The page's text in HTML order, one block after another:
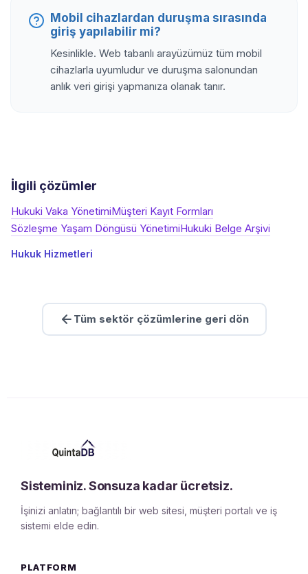
Mobil cihazlardan duruşma sırasında
giriş yapılabilir mi?
Kesinlikle. Web tabanlı arayüzümüz tüm mobil
cihazlarla uyumludur ve duruşma salonundan
anlık veri girişi yapmanıza olanak tanır.
İlgili çözümler
Hukuki Vaka YönetimiMüşteri Kayıt Formları
Sözleşme Yaşam Döngüsü YönetimiHukuki Belge Arşivi
Hukuk Hizmetleri
Tüm sektör çözümlerine geri dön
Sisteminiz. Sonsuza kadar ücretsiz.
İşinizi anlatın; bağlantılı bir web sitesi, müşteri portalı ve iş
sistemi elde edin.
PLATFORM